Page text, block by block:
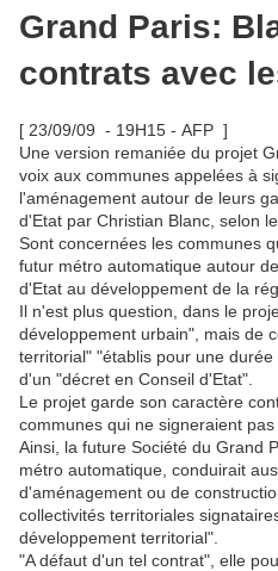
Grand Paris:
contrats avec
[ 23/09/09 - 19H15 - AFP ]
Une version remaniée du projet
voix aux communes appelées à
l'aménagement autour de leurs
d'Etat par Christian Blanc, selon
Sont concernées les communes
futur métro automatique autour
d'Etat au développement de la
Il n'est plus question, dans le
développement urbain", mais de
territorial" "établis pour une
d'un "décret en Conseil d'Etat".
Le projet garde son caractère
communes qui ne signeraient pas
Ainsi, la future Société du Grand
métro automatique, conduirait
d'aménagement ou de
collectivités territoriales
développement territorial".
"A défaut d'un tel contrat", elle